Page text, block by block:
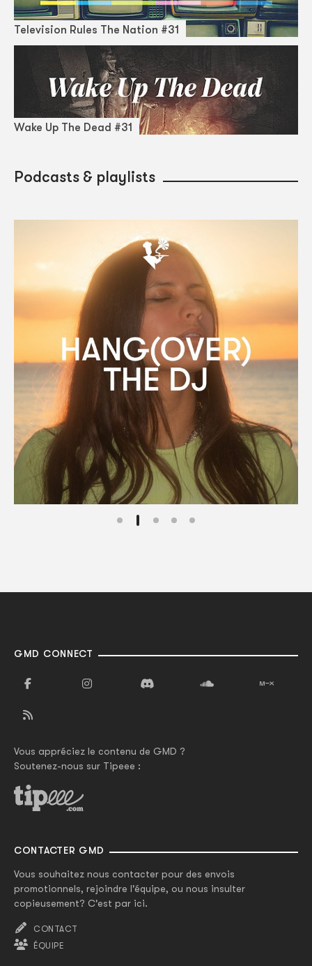
Television Rules The Nation #31
Wake Up The Dead #31
Podcasts & playlists
GMD CONNECT
Vous appréciez le contenu de GMD ?
Soutenez-nous sur Tipeee :
CONTACTER GMD
Vous souhaitez nous contacter pour des envois
promotionnels, rejoindre l'équipe, ou nous insulter
copieusement? C'est par ici.
CONTACT
ÉQUIPE